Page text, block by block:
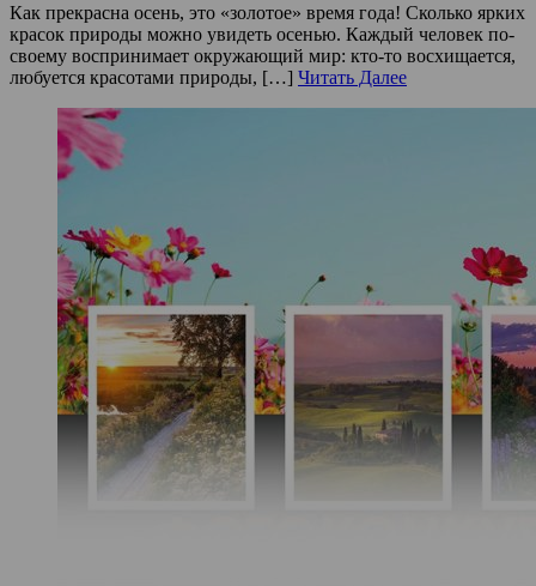
Как прекрасна осень, это «золотое» время года! Сколько ярких
красок природы можно увидеть осенью. Каждый человек по-
своему воспринимает окружающий мир: кто-то восхищается,
любуется красотами природы, […] Читать Далее